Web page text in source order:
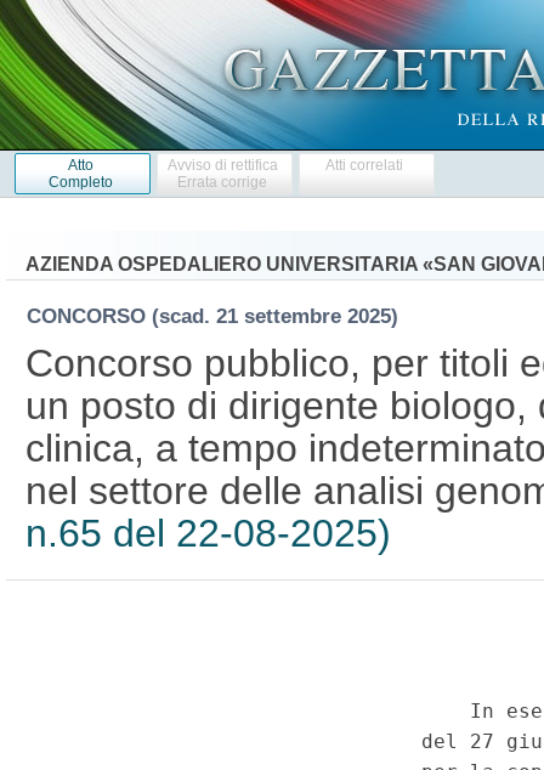
Atto
Completo
Avviso di rettifica
Errata corrige
Atti correlati
AZIENDA OSPEDALIERO UNIVERSITARIA «SAN
CONCORSO (scad. 21 settembre 2025)
Concorso pubblico, per titoli
un posto di dirigente
clinica, a tempo
nel settore delle analisi
n.65 del 22-08-2025)